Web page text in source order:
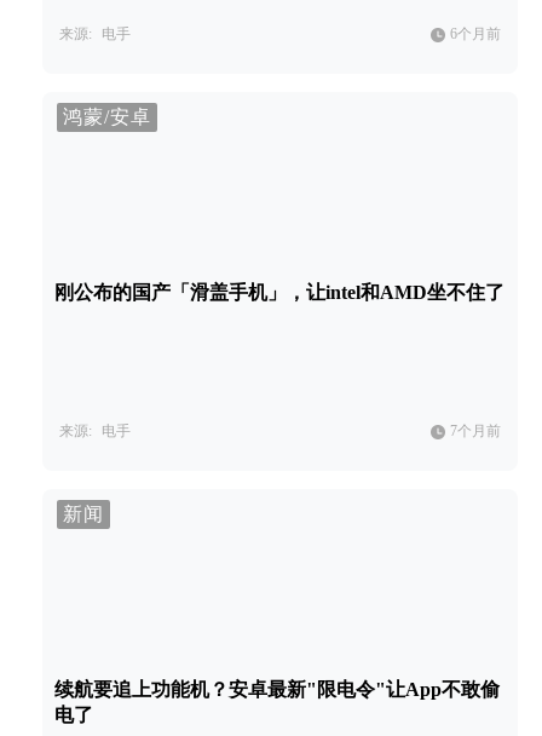
来源: 电手 6个月前
鸿蒙/安卓
刚公布的国产「滑盖手机」，让intel和AMD坐不住了
来源: 电手 7个月前
新闻
续航要追上功能机？安卓最新"限电令"让App不敢偷
电了